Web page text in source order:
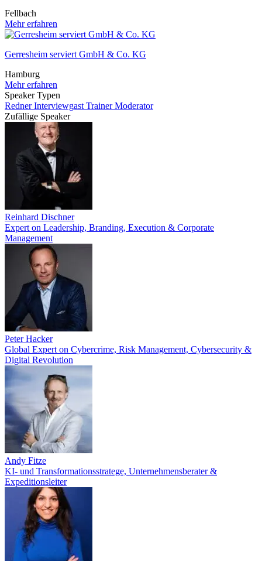
Fellbach
Mehr erfahren
Gerresheim serviert GmbH & Co. KG
Hamburg
Mehr erfahren
Speaker Typen
RednerInterviewgast TrainerModerator
Zufällige Speaker
Reinhard Dischner
Expert on Leadership, Branding, Execution & Corporate
Management
Peter Hacker
Global Expert on Cybercrime, Risk Management, Cybersecurity &
Digital Revolution
Andy Fitze
KI- und Transformationsstratege, Unternehmensberater &
Expeditionsleiter